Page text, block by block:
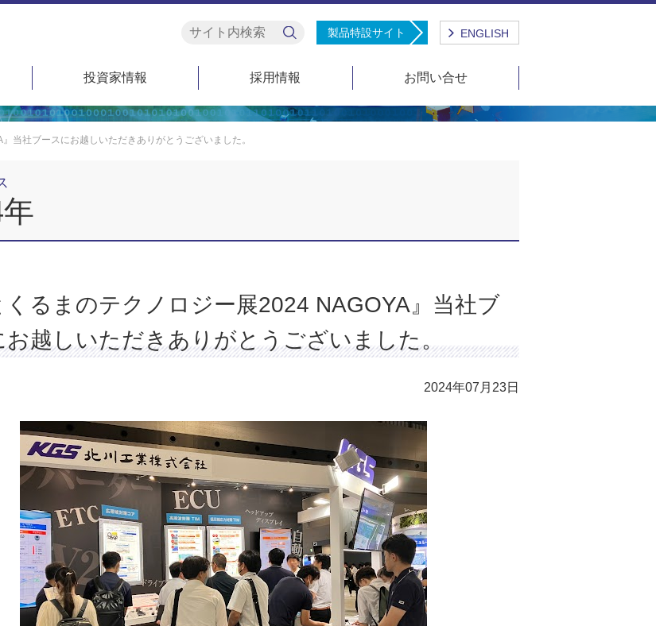
製品特設サイト ENGLISH
投資家情報 採用情報 お問い合せ
当社ブースにお越しいただきありがとうございました。
くるまのテクノロジー展2024 NAGOYA』当社ブ
お越しいただきありがとうございました。
2024年07月23日